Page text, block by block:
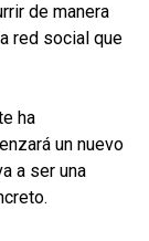
de manera
red social que
ha
un nuevo
a ser una